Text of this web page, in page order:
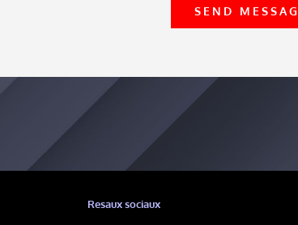
Resaux sociaux